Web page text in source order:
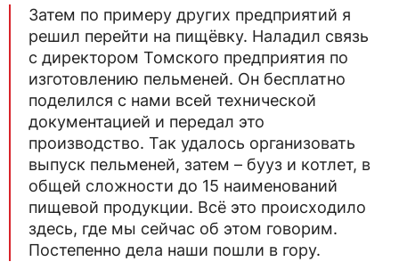
Затем по примеру других предприятий я
решил перейти на пищёвку. Наладил связь
с директором Томского предприятия по
изготовлению пельменей. Он бесплатно
поделился с нами всей технической
документацией и передал это
производство. Так удалось организовать
выпуск пельменей, затем – бууз и котлет, в
общей сложности до 15 наименований
пищевой продукции. Всё это происходило
здесь, где мы сейчас об этом говорим.
Постепенно дела наши пошли в гору.